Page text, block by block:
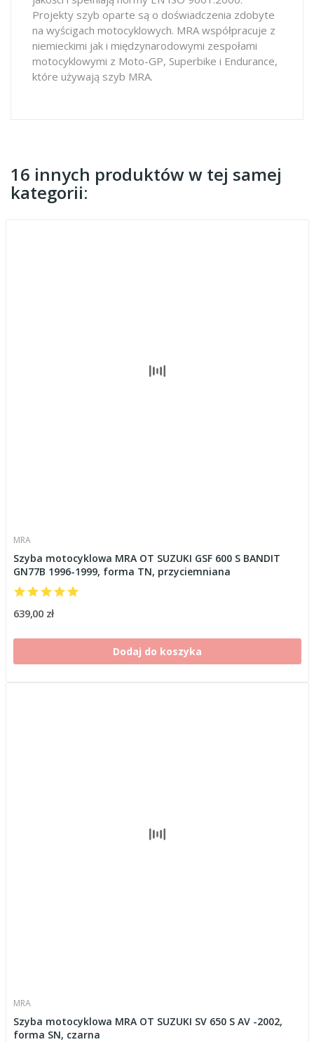
Projekty szyb oparte są o doświadczenia zdobyte
na wyścigach motocyklowych. MRA współpracuje z
niemieckimi jak i międzynarodowymi zespołami
motocyklowymi z Moto-GP, Superbike i Endurance,
które używają szyb MRA.
16 innych produktów w tej samej
kategorii:
MRA
Szyba motocyklowa MRA OT SUZUKI GSF 600 S BANDIT
GN77B 1996-1999, forma TN, przyciemniana
639,00 zł
Dodaj do koszyka
MRA
Szyba motocyklowa MRA OT SUZUKI SV 650 S AV -2002,
forma SN, czarna